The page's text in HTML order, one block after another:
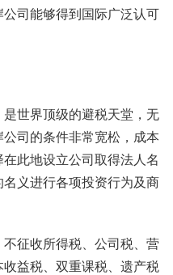
司能够得到国际广泛认可
世界顶级的避税天堂，无
司的条件非常宽松，成本
此地设立公司取得法人名
义进行各项投资行为及商
征收所得税、公司税、营
益税、双重课税、遗产税